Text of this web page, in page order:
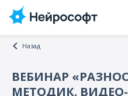
Назад
ВЕБИНАР
МЕТОДИК. ВИДЕО-